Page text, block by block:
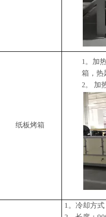
纸板烤箱
1。 加
箱，热
2。 加
1。 冷却方式